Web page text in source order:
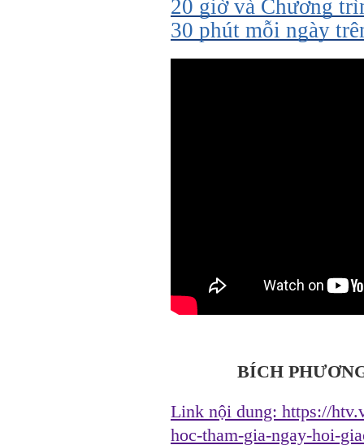
20 giờ và Chương
30 phút mỗi ngày
BÍCH
Link nội dung: https://
hoc-tham-gia-ngay-hoi-